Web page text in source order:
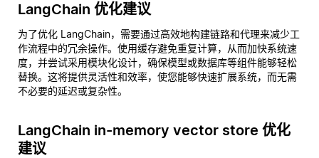
LangChain 优化建议
为了优化 LangChain，需要通过高效地构建链路和代理来减少工
作流程中的冗余操作。使用缓存避免重复计算，从而加快系统速
度，并尝试采用模块化设计，确保模型或数据库等组件能够轻松
替换。这将提供灵活性和效率，使您能够快速扩展系统，而无需
不必要的延迟或复杂性。
LangChain in-memory vector store 优化
建议